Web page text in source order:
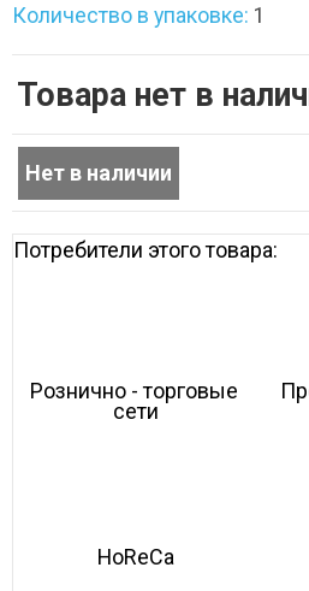
Количество в упаковке: 1
Товара нет в
Потребители этого товара:
Рознично - торговые
сети
HoReCa